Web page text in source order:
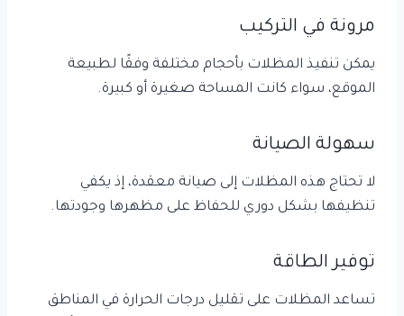
مرونة في التركيب
يمكن تنفيذ المظلات بأحجام مختلفة وفقًا لطبيعة
الموقع، سواء كانت المساحة صغيرة أو كبيرة.
سهولة الصيانة
لا تحتاج هذه المظلات إلى صيانة معقدة، إذ يكفي
تنظيفها بشكل دوري للحفاظ على مظهرها وجودتها.
توفير الطاقة
تساعد المظلات على تقليل درجات الحرارة في المناطق